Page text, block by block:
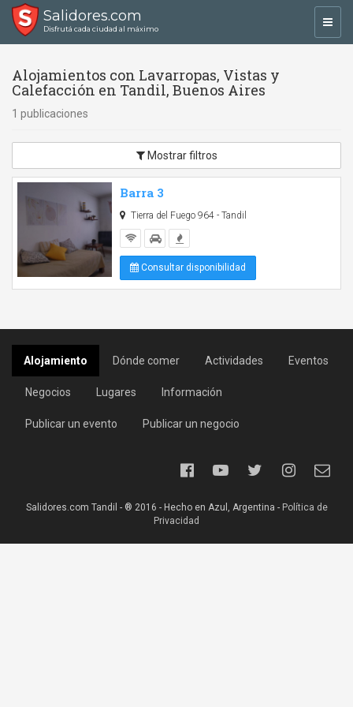
Salidores.com
Disfrutá cada ciudad al máximo
Alojamientos con Lavarropas, Vistas y
Calefacción en Tandil, Buenos Aires
1 publicaciones
Mostrar filtros
Barra 3
Tierra del Fuego 964 - Tandil
Consultar disponibilidad
Alojamiento Dónde comer Actividades Eventos
Negocios Lugares Información
Publicar un evento Publicar un negocio
Salidores.com Tandil - ® 2016 - Hecho en Azul, Argentina - Política de
Privacidad